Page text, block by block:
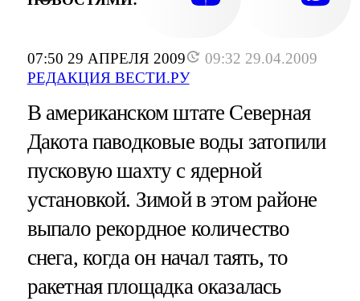
07:50 29 АПРЕЛЯ 2009
09:32 29.04.2009
РЕДАКЦИЯ ВЕСТИ.РУ
В американском штате Северная
Дакота паводковые воды затопили
пусковую шахту с ядерной
установкой. Зимой в этом районе
выпало рекордное количество
снега, когда он начал таять, то
ракетная площадка оказалась